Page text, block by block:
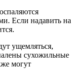
Если надавить на
ущемляться,
сухожильные
могут